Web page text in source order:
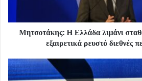
Μητσοτάκης: Η Ελλάδα λιμάνι
εξαιρετικά ρευστό διεθνές